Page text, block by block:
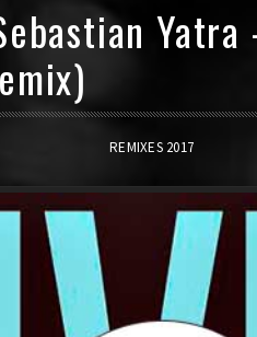
REMIXES 2017